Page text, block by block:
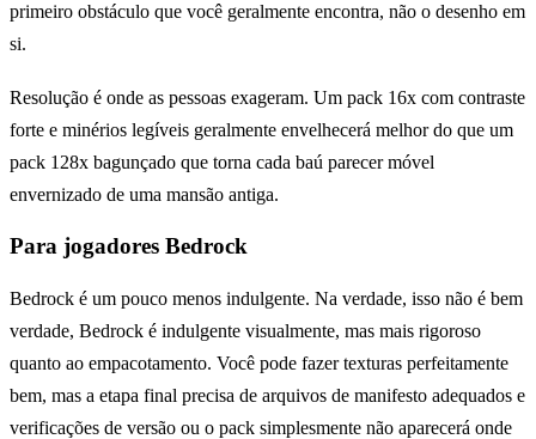
primeiro obstáculo que você geralmente encontra, não o desenho em
si.
Resolução é onde as pessoas exageram. Um pack 16x com contraste
forte e minérios legíveis geralmente envelhecerá melhor do que um
pack 128x bagunçado que torna cada baú parecer móvel
envernizado de uma mansão antiga.
Para jogadores Bedrock
Bedrock é um pouco menos indulgente. Na verdade, isso não é bem
verdade, Bedrock é indulgente visualmente, mas mais rigoroso
quanto ao empacotamento. Você pode fazer texturas perfeitamente
bem, mas a etapa final precisa de arquivos de manifesto adequados e
verificações de versão ou o pack simplesmente não aparecerá onde